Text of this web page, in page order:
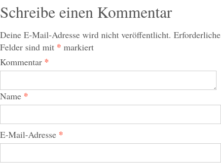
Schreibe einen Kommentar
Deine E-Mail-Adresse wird nicht veröffentlicht. Erforderliche
Felder sind mit * markiert
Kommentar *
Name *
E-Mail-Adresse *